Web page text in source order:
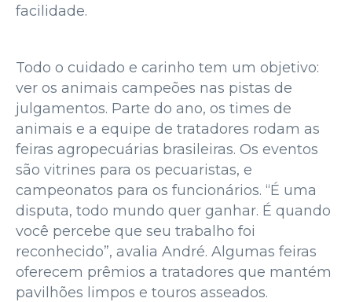
facilidade.
Todo o cuidado e carinho tem um objetivo:
ver os animais campeões nas pistas de
julgamentos. Parte do ano, os times de
animais e a equipe de tratadores rodam as
feiras agropecuárias brasileiras. Os eventos
são vitrines para os pecuaristas, e
campeonatos para os funcionários. “É uma
disputa, todo mundo quer ganhar. É quando
você percebe que seu trabalho foi
reconhecido”, avalia André. Algumas feiras
oferecem prêmios a tratadores que mantém
pavilhões limpos e touros asseados.